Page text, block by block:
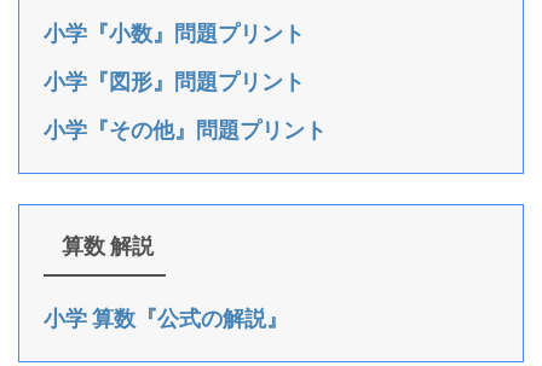
小学『小数』問題プリント
小学『図形』問題プリント
小学『その他』問題プリント
算数 解説
小学 算数『公式の解説』